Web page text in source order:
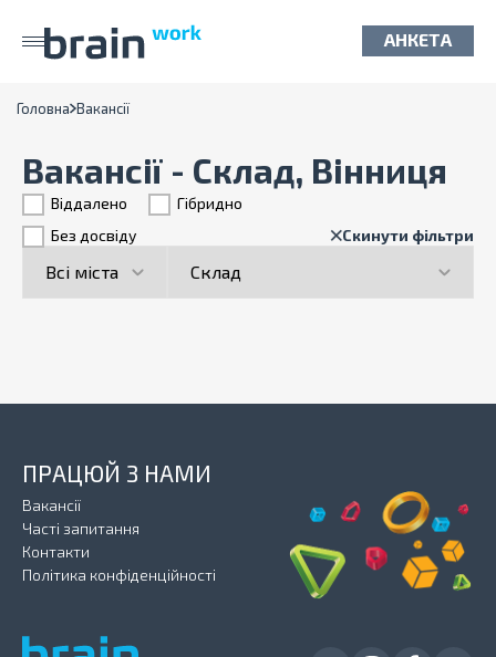
АНКЕТА
Головна Вакансії
Вакансії - Склад, Вінниця
Віддалено
Гiбридно
Без досвіду
Скинути фільтри
ПРАЦЮЙ З НАМИ
Вакансії
Часті запитання
Контакти
Політика конфіденційності